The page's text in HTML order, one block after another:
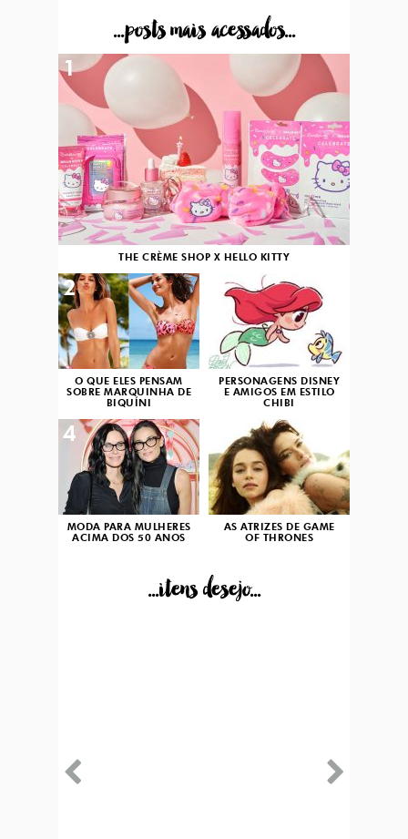
...posts mais acessados...
THE CRÈME SHOP X HELLO KITTY
1
O QUE ELES PENSAM
SOBRE MARQUINHA DE
BIQUÍNI
2
PERSONAGENS DISNEY
E AMIGOS EM ESTILO
CHIBI
3
MODA PARA MULHERES
ACIMA DOS 50 ANOS
4
AS ATRIZES DE GAME
OF THRONES
...itens desejo...